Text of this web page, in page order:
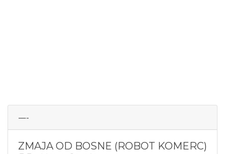
—-
ZMAJA OD BOSNE (ROBOT KOMERC)